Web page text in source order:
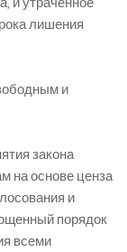
лишения
и
закона
на основе ценза
и
порядок
всеми